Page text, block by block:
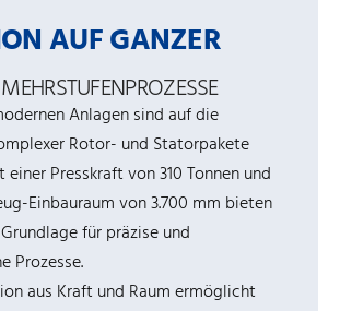
AUF GANZER
Anlagen sind auf die
Rotor- und Statorpakete
Presskraft von 310 Tonnen und
Einbauraum von 3.700 mm bieten
für präzise und
Prozesse.
aus Kraft und Raum ermöglicht